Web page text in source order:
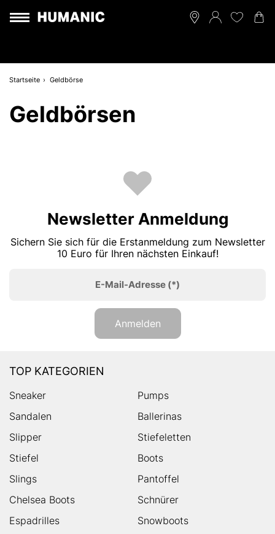
Startseite Geldbörse
Geldbörsen
Newsletter Anmeldung
Sichern Sie sich für die Erstanmeldung zum Newsletter
10 Euro für Ihren nächsten Einkauf!
E-Mail-Adresse (*)
Anmelden
TOP KATEGORIEN
Sneaker
Pumps
Sandalen
Ballerinas
Slipper
Stiefeletten
Stiefel
Boots
Slings
Pantoffel
Chelsea Boots
Schnürer
Espadrilles
Snowboots